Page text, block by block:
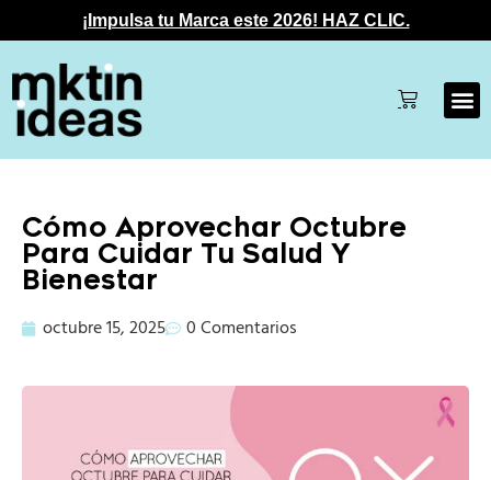
¡Impulsa tu Marca este 2026! HAZ CLIC.
Cómo Aprovechar Octubre
Para Cuidar Tu Salud Y
Bienestar
octubre 15, 2025 0 Comentarios